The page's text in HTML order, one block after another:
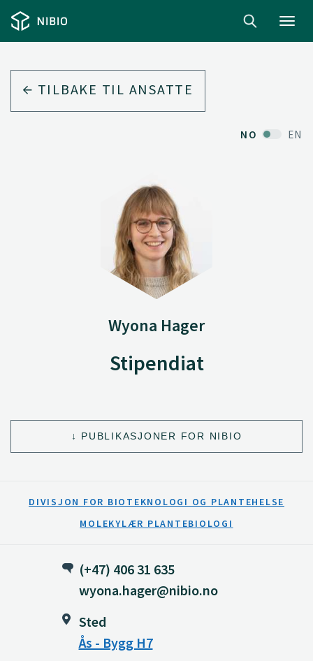
TILBAKE TIL ANSATTE
NO EN
Wyona Hager
Stipendiat
PUBLIKASJONER FOR NIBIO
DIVISJON FOR BIOTEKNOLOGI OG PLANTEHELSE
MOLEKYLÆR PLANTEBIOLOGI
(+47) 406 31 635
wyona.hager@nibio.no
Sted
Ås - Bygg H7